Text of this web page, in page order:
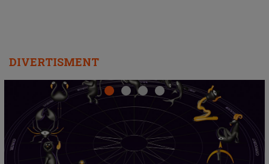
DIVERTISMENT